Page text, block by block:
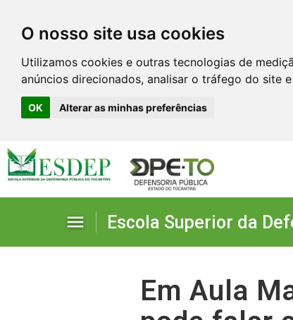
O nosso site usa cookies
Utilizamos cookies e outras tecnologias de
anúncios direcionados, analisar o tráfego do site
OK Alterar as minhas preferências
menu Escola Superior da
Quem somos
Estrutura organizacional
Em Aula